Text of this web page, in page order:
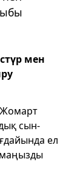
мен
сын-
ел